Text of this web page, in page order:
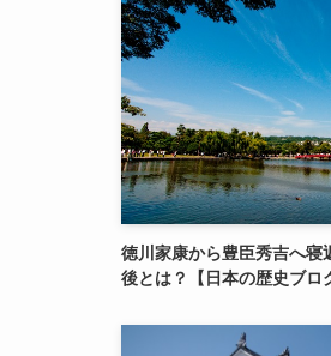
徳川家康から豊臣秀吉へ寝
後とは？【日本の歴史ブロ